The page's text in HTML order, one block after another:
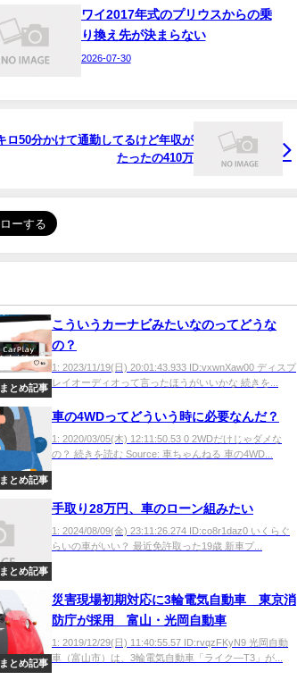
ワイ2017年式のプリウスからの乗
り換え先が決まらない
2026-07-30
ロ50分かけて通勤してるけど年収が
たったの410万
まとめ記事
こういうカーナビみたいなのってどうな
の？
1: 2023/11/19(日) 20:01:43.933 ID:vxwnXaw00 ディスプ
レイオーディオって言ったほうがいいかな 続きを...
まとめ記事
車の4WDってどういう時に必要なんだ？
1: 2020/03/05(木) 12:11:50.53 0 2WDだけじゃダメな
の？ 続きを読む Source: 車ちゃんねる 車の4WD...
まとめ記事
手取り28万円、車のローン組みたい
1: 2024/08/09(金) 23:11:26.274 ID:co8r1daz0 いくらぐ
らいの車がいい？ 最近免許取った19歳 新車プ...
まとめ記事
災害現場初期対応に3輪電気自動車 東京消
防庁が採用 富山・光岡自動車
1: 2019/12/29(日) 11:40:55.57 ID:rvqzFKyN9 光岡自動
車（富山市）は、3輪電気自動車「ライク―T3」が...